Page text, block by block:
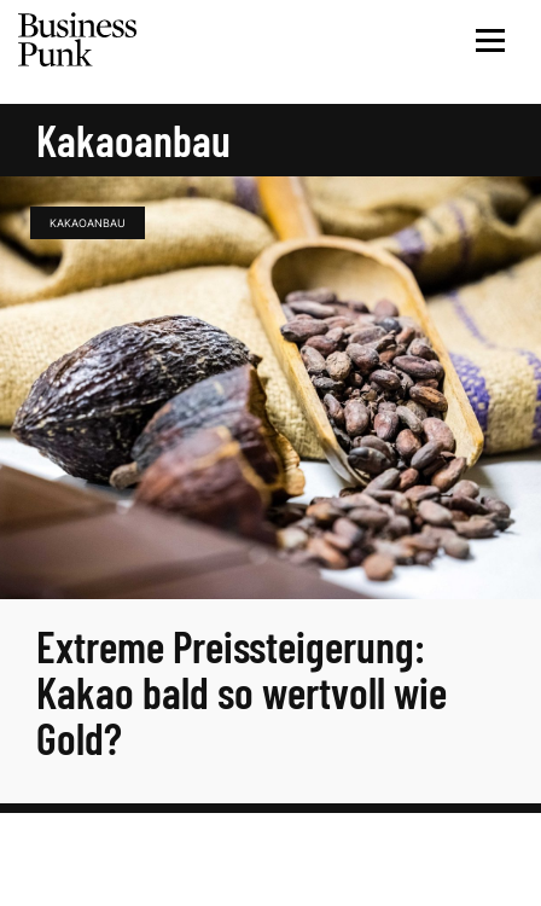
Kakaoanbau
KAKAOANBAU
Extreme Preissteigerung:
Kakao bald so wertvoll wie
Gold?